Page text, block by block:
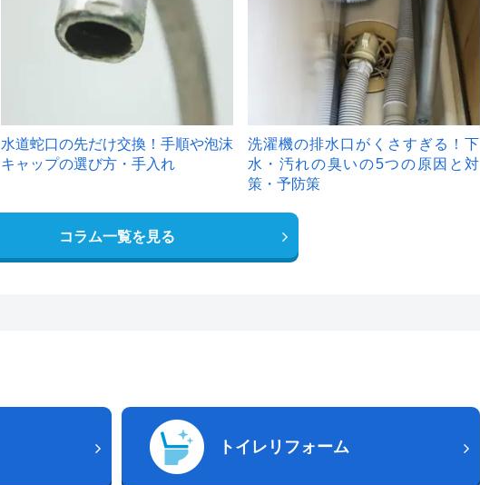
水道蛇口の先だけ交換！手順や泡沫
キャップの選び方・手入れ
洗濯機の排水口がくさすぎる！下
水・汚れの臭いの5つの原因と対
策・予防策
コラム一覧を見る
トイレリフォーム